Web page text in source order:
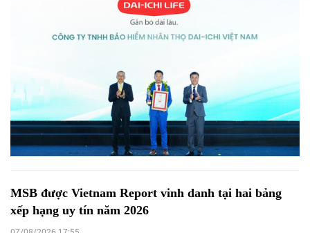
MSB được Vietnam Report vinh danh tại hai bảng
xếp hạng uy tín năm 2026